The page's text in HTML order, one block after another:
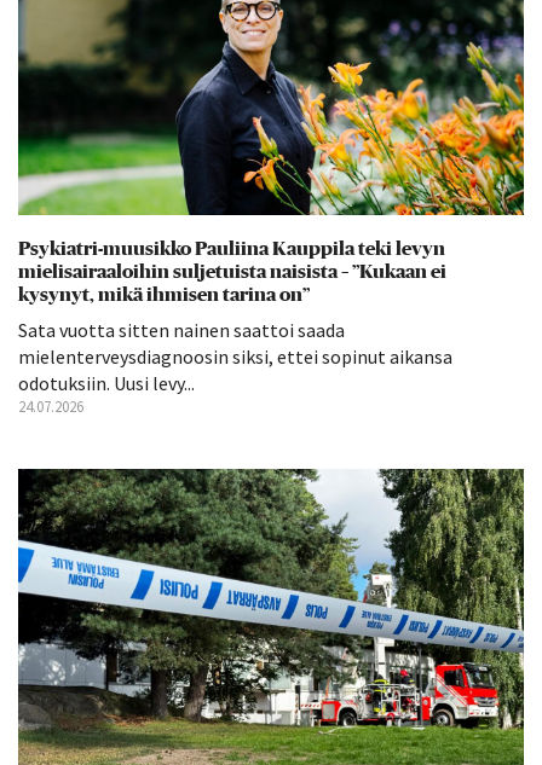
Psykiatri-muusikko Pauliina Kauppila teki levyn
mielisairaaloihin suljetuista naisista – ”Kukaan ei
kysynyt, mikä ihmisen tarina on”
Sata vuotta sitten nainen saattoi saada
mielenterveysdiagnoosin siksi, ettei sopinut aikansa
odotuksiin. Uusi levy...
24.07.2026